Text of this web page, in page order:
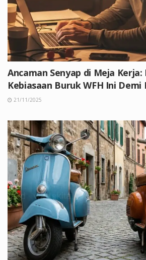
Ancaman Senyap di Meja Kerja:
Kebiasaan Buruk WFH Ini Demi
21/11/2025